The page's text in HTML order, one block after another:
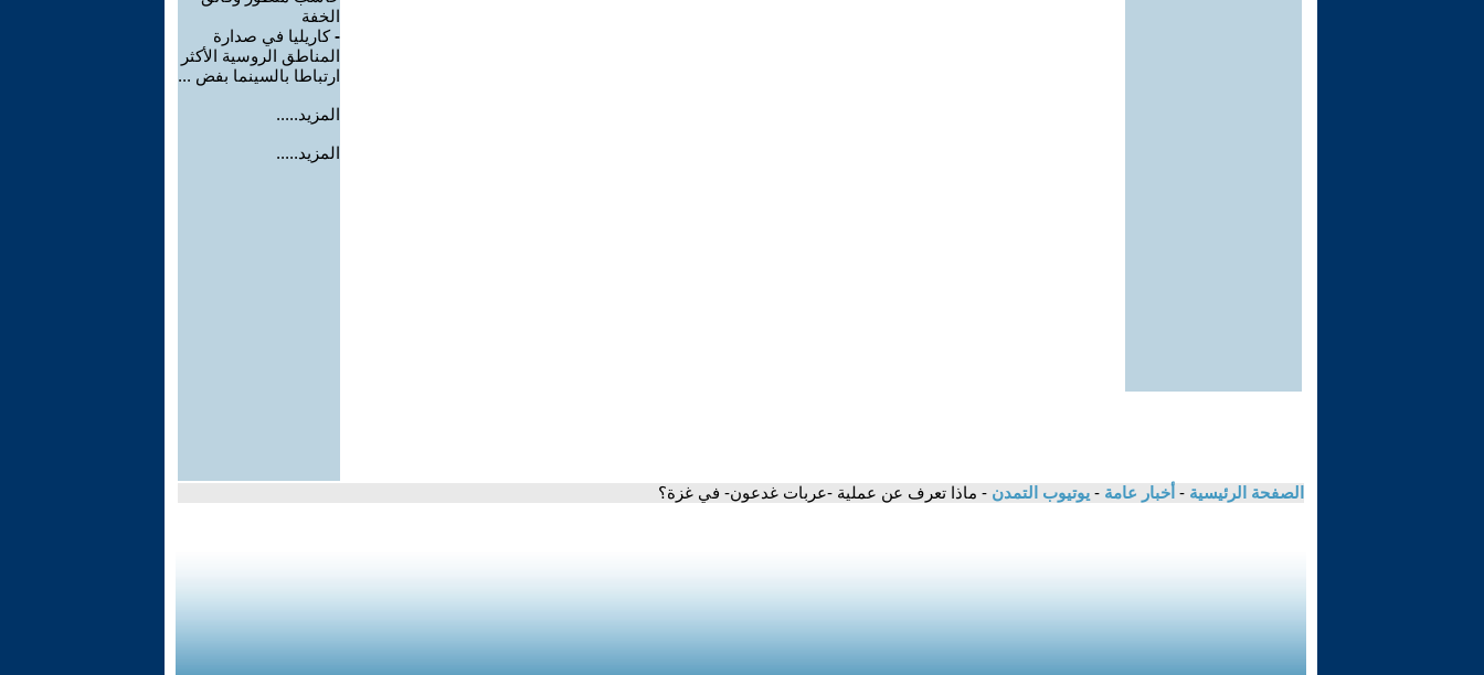
الخفة
-كاريليا في صدارة
المناطق الروسية الأكثر
ارتباطا بالسينما بفض ...
المزيد.....
المزيد.....
الصفحة الرئيسية - أخبار عامة - يوتيوب التمدن - ماذا تعرف عن عملية -عربات غدعون- في غزة؟